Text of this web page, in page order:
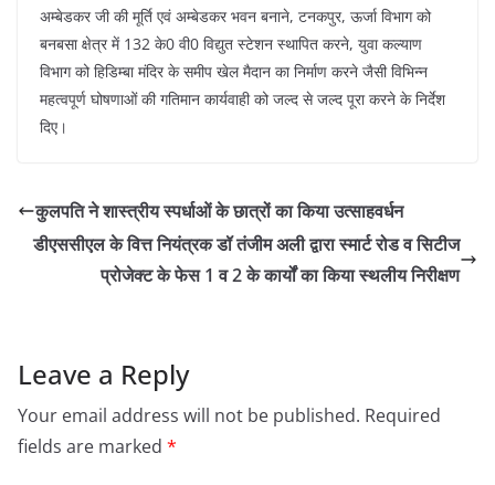
अम्बेडकर जी की मूर्ति एवं अम्बेडकर भवन बनाने, टनकपुर, ऊर्जा विभाग को
बनबसा क्षेत्र में 132 के0 वी0 विद्युत स्टेशन स्थापित करने, युवा कल्याण
विभाग को हिडिम्बा मंदिर के समीप खेल मैदान का निर्माण करने जैसी विभिन्न
महत्वपूर्ण घोषणाओं की गतिमान कार्यवाही को जल्द से जल्द पूरा करने के निर्देश
दिए।
कुलपति ने शास्त्रीय स्पर्धाओं के छात्रों का किया उत्साहवर्धन
डीएससीएल के वित्त नियंत्रक डॉ तंजीम अली द्वारा स्मार्ट रोड व सिटीज
प्रोजेक्ट के फेस 1 व 2 के कार्यों का किया स्थलीय निरीक्षण
Leave a Reply
Your email address will not be published. Required
fields are marked *